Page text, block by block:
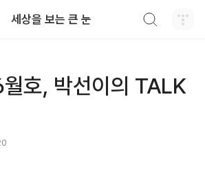
세상을 보는 큰 눈
호, 박선이의 TALK